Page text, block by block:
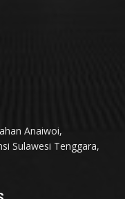
Anaiwoi,
Sulawesi Tenggara,